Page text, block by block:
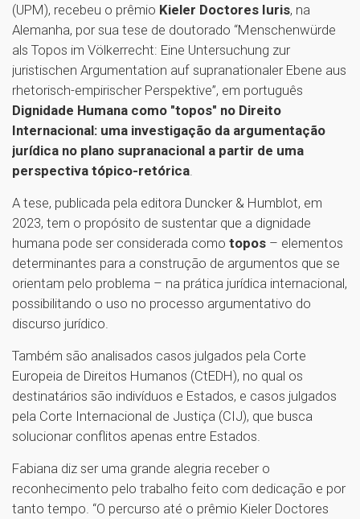
(UPM), recebeu o prêmio Kieler Doctores Iuris, na
Alemanha, por sua tese de doutorado “Menschenwürde
als Topos im Völkerrecht: Eine Untersuchung zur
juristischen Argumentation auf supranationaler Ebene aus
rhetorisch-empirischer Perspektive”, em português
Dignidade Humana como "topos" no Direito
Internacional: uma investigação da argumentação
jurídica no plano supranacional a partir de uma
perspectiva tópico-retórica
A tese, publicada pela editora Duncker & Humblot, em
2023, tem o propósito de sustentar que a dignidade
humana pode ser considerada como topos – elementos
determinantes para a construção de argumentos que se
orientam pelo problema – na prática jurídica internacional,
possibilitando o uso no processo argumentativo do
discurso jurídico.
Também são analisados casos julgados pela Corte
Europeia de Direitos Humanos (CtEDH), no qual os
destinatários são indivíduos e Estados, e casos julgados
pela Corte Internacional de Justiça (CIJ), que busca
solucionar conflitos apenas entre Estados.
Fabiana diz ser uma grande alegria receber o
reconhecimento pelo trabalho feito com dedicação e por
tanto tempo. “O percurso até o prêmio Kieler Doctores